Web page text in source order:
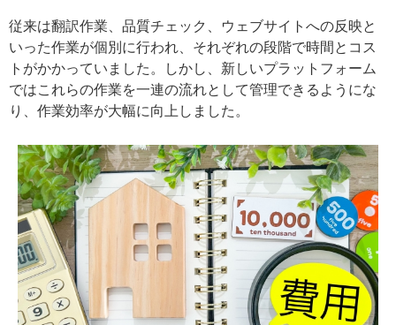
従来は翻訳作業、品質チェック、ウェブサイトへの反映と
いった作業が個別に行われ、それぞれの段階で時間とコス
トがかかっていました。しかし、新しいプラットフォーム
ではこれらの作業を一連の流れとして管理できるようにな
り、作業効率が大幅に向上しました。